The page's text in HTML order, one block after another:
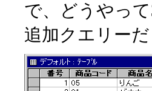
で、どうやっ
追加クエリーだ